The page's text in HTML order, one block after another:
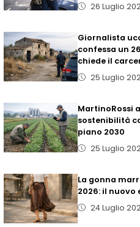
26 Luglio
Giornalista
confessa un
chiede il
25 Luglio
MartinoRossi
sostenibilità
piano 2030
25 Luglio
La gonna
2026: il nuovo
24 Luglio